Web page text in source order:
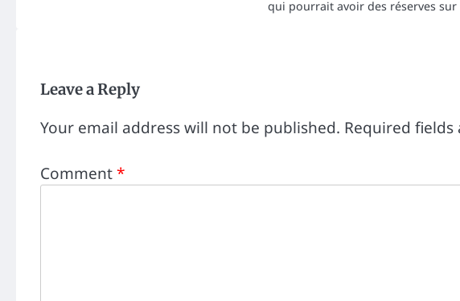
qui pourrait avoir des réserves
Leave a Reply
Your email address will not be published. Required fields
Comment*